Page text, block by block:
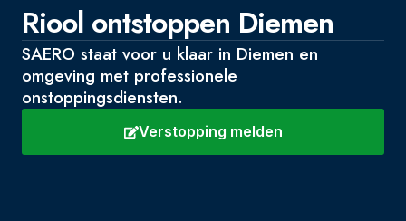
Riool ontstoppen Diemen
SAERO staat voor u klaar in Diemen en
omgeving met professionele
onstoppingsdiensten.
Verstopping melden